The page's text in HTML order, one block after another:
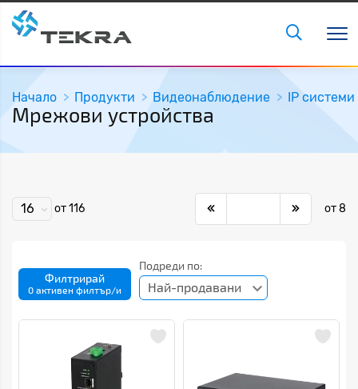
Начало Продукти Видеонаблюдение IP системи
Мрежови устройства
16 от 116 от 8
Филтрирай
0 активен филтър/и
Подреди по:
Най-продавани